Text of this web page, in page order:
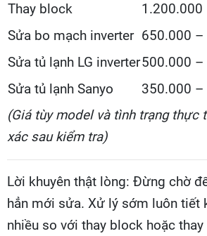
Thay block
1.200.000
Sửa bo mạch inverter 650.000 –
Sửa tủ lạnh LG inverter500.000 –
Sửa tủ lạnh Sanyo
350.000 –
(Giá tùy model và tình trạng thực
xác sau kiểm tra)
Lời khuyên thật lòng: Đừng chờ
hẳn mới sửa. Xử lý sớm luôn tiết
nhiều so với thay block hoặc